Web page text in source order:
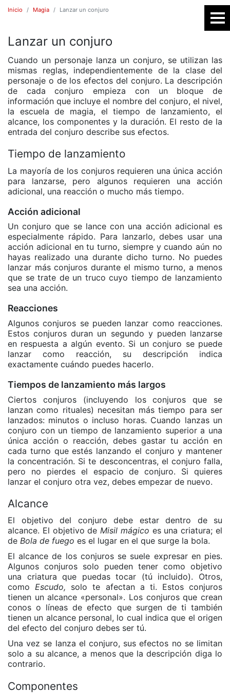
Inicio Magia Lanzar un conjuro
Lanzar un conjuro
Cuando un personaje lanza un conjuro, se utilizan las
mismas reglas, independientemente de la clase del
personaje o de los efectos del conjuro. La descripción
de cada conjuro empieza con un bloque de
información que incluye el nombre del conjuro, el nivel,
la escuela de magia, el tiempo de lanzamiento, el
alcance, los componentes y la duración. El resto de la
entrada del conjuro describe sus efectos.
Tiempo de lanzamiento
La mayoría de los conjuros requieren una única acción
para lanzarse, pero algunos requieren una acción
adicional, una reacción o mucho más tiempo.
Acción adicional
Un conjuro que se lance con una acción adicional es
especialmente rápido. Para lanzarlo, debes usar una
acción adicional en tu turno, siempre y cuando aún no
hayas realizado una durante dicho turno. No puedes
lanzar más conjuros durante el mismo turno, a menos
que se trate de un truco cuyo tiempo de lanzamiento
sea una acción.
Reacciones
Algunos conjuros se pueden lanzar como reacciones.
Estos conjuros duran un segundo y pueden lanzarse
en respuesta a algún evento. Si un conjuro se puede
lanzar como reacción, su descripción indica
exactamente cuándo puedes hacerlo.
Tiempos de lanzamiento más largos
Ciertos conjuros (incluyendo los conjuros que se
lanzan como rituales) necesitan más tiempo para ser
lanzados: minutos o incluso horas. Cuando lanzas un
conjuro con un tiempo de lanzamiento superior a una
única acción o reacción, debes gastar tu acción en
cada turno que estés lanzando el conjuro y mantener
la concentración. Si te desconcentras, el conjuro falla,
pero no pierdes el espacio de conjuro. Si quieres
lanzar el conjuro otra vez, debes empezar de nuevo.
Alcance
El objetivo del conjuro debe estar dentro de su
alcance. El objetivo deMisil mágico es una criatura; el
de Bola de fuego es el lugar en el que surge la bola.
El alcance de los conjuros se suele expresar en pies.
Algunos conjuros solo pueden tener como objetivo
una criatura que puedas tocar (tú incluido). Otros,
comoEscudo, solo te afectan a ti. Estos conjuros
tienen un alcance «personal». Los conjuros que crean
conos o líneas de efecto que surgen de ti también
tienen un alcance personal, lo cual indica que el origen
del efecto del conjuro debes ser tú.
Una vez se lanza el conjuro, sus efectos no se limitan
solo a su alcance, a menos que la descripción diga lo
contrario.
Componentes